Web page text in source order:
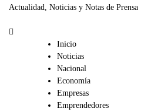
Actualidad, Noticias y Notas de Prensa
Inicio
Noticias
Nacional
Economía
Empresas
Emprendedores